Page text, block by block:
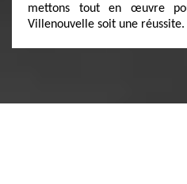
mettons tout en œuvre
Villenouvelle soit une réussite.